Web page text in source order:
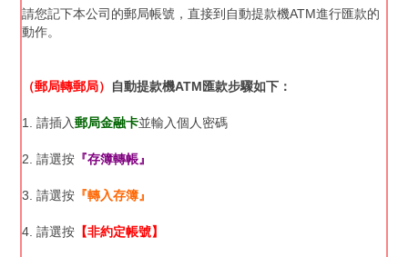
請您記下本公司的郵局帳號，直接到自動提款機ATM進行匯款的
動作。
（郵局轉郵局） 自動提款機ATM匯款步驟如下：
1. 請插入郵局金融卡並輸入個人密碼
2. 請選按 『存簿轉帳』
3. 請選按 『轉入存簿』
4. 請選按 【非約定帳號】